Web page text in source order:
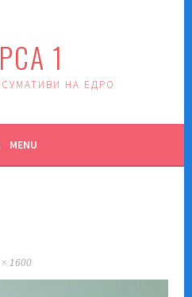
1
НА ЕДРО
MENU
1600